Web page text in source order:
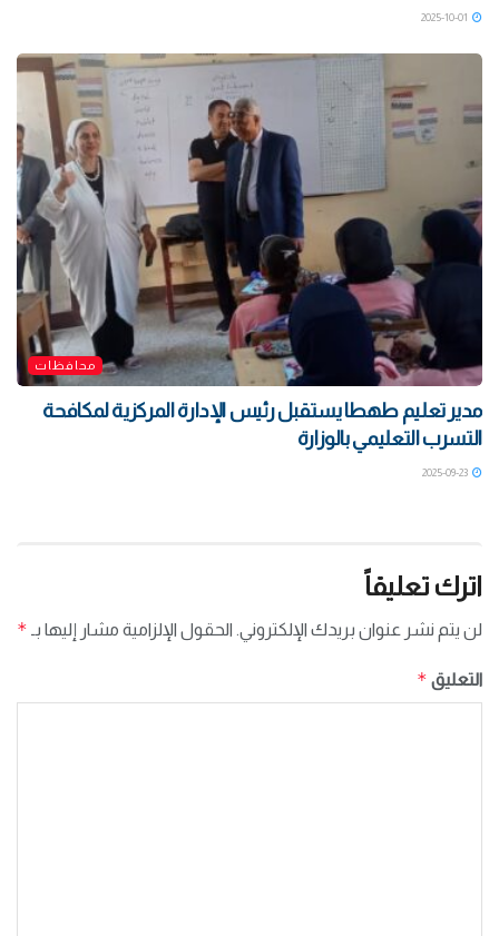
محافظات
مدير تعليم طهطا يستقبل رئيس الإدارة المركزية لمكافحة
التسرب التعليمي بالوزارة
اترك تعليقاً
لن يتم نشر عنوان بريدك الإلكتروني. الحقول الإلزامية مشار إليها بـ *
التعليق *